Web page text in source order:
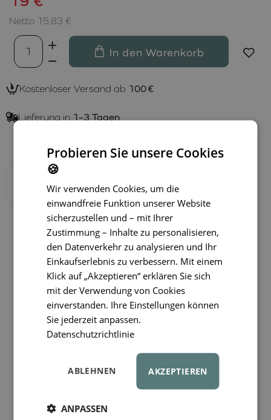
Netto 15,83 €
In den Warenkorb
Kostenloser Versand ab 100 €
Lieferung in 1–3 Tagen
Probieren Sie unsere Cookies
🍪
Wir verwenden Cookies, um die
einwandfreie Funktion unserer Website
sicherzustellen und – mit Ihrer
Zustimmung – Inhalte zu personalisieren,
den Datenverkehr zu analysieren und Ihr
Einkaufserlebnis zu verbessern. Mit einem
Klick auf „Akzeptieren“ erklären Sie sich
mit der Verwendung von Cookies
einverstanden. Ihre Einstellungen können
Sie jederzeit anpassen.
Datenschutzrichtlinie
AKZEPTIEREN
ABLEHNEN
ANPASSEN